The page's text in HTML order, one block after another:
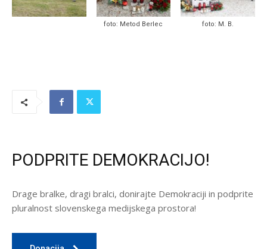
foto: Metod Berlec foto: M. B.
PODPRITE DEMOKRACIJO!
Drage bralke, dragi bralci, donirajte Demokraciji in podprite
pluralnost slovenskega medijskega prostora!